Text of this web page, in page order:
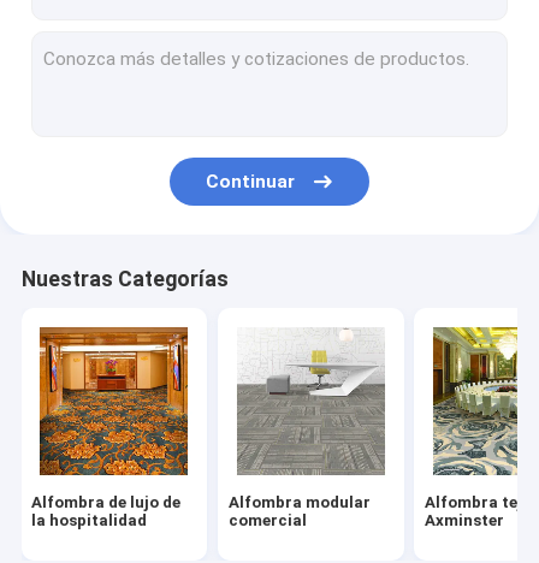
Tejas impresas de la alfombra
Manta de rezo de la mezquita
Estera al aire libre interior
Continuar
Nuestras Categorías
Alfombra de lujo de
la hospitalidad
Alfombra modular
comercial
Alfombra
Axminster